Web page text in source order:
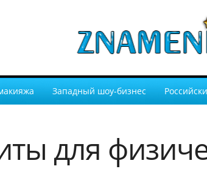
Западный шоу-бизнес
для